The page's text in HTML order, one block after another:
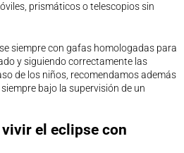
prismáticos o telescopios sin
siempre con gafas homologadas para
y siguiendo correctamente las
de los niños, recomendamos además
bajo la supervisión de un
vivir el eclipse con